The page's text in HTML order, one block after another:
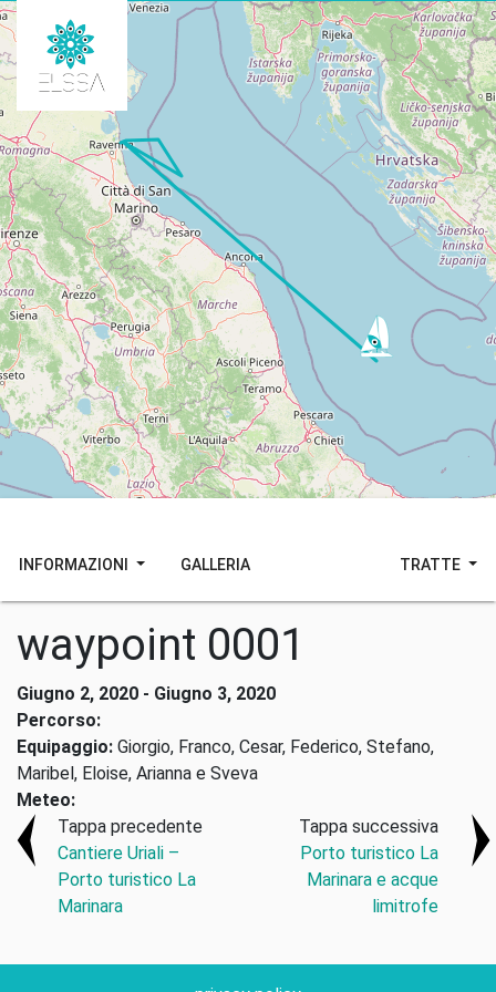
INFORMAZIONI GALLERIA TRATTE
waypoint 0001
Giugno 2, 2020 - Giugno 3, 2020
Percorso:
Equipaggio: Giorgio, Franco, Cesar, Federico, Stefano,
Maribel, Eloise, Arianna e Sveva
Meteo:
Tappa precedente
Cantiere Uriali –
Porto turistico La
Marinara
Tappa successiva
Porto turistico La
Marinara e acque
limitrofe